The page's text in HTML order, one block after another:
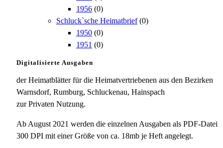
1956 (0)
Schluck`sche Heimatbrief (0)
1950 (0)
1951 (0)
Digitalisierte Ausgaben
der Heimatblätter für die Heimatvertriebenen aus den Bezirken
Warnsdorf, Rumburg, Schluckenau, Hainspach
zur Privaten Nutzung.
Ab August 2021 werden die einzelnen Ausgaben als PDF-Datei
300 DPI mit einer Größe von ca. 18mb je Heft angelegt.